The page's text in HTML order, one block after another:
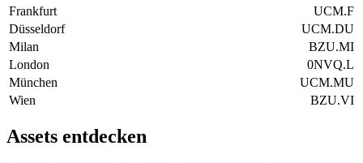
Frankfurt
UCM.F
Düsseldorf
UCM.DU
Milan
BZU.MI
London
0NVQ.L
München
UCM.MU
Wien
BZU.VI
Assets entdecken